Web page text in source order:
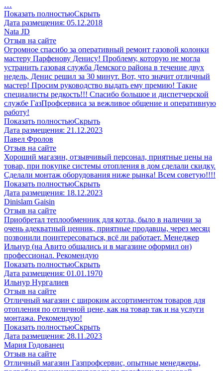
…
Показать полностьюСкрыть
Дата размещения: 05.12.2018
Nata JD
Отзыв на сайте
Огромное спасибо за оперативный ремонт газовой колонки
мастеру Парфенову Денису! Проблему, которую не могла
устранить газовая служба Демского района в течение двух
недель, Денис решил за 30 минут. Вот, что значит отличный
мастер! Просим руководство выдать ему премию! Такие
специалисты редкость!!! Спасибо большое и диспетчерской
службе ГазПрофсервиса за вежливое общение и оперативную
работу!
Показать полностьюСкрыть
Дата размещения: 21.12.2023
Павел Фролов
Отзыв на сайте
Хороший магазин, отзывчивый персонал, приятные цены на
товар, при покупке системы отопления в дом сделали скидку.
Сделали монтаж оборудования ниже рынка! Всем советую!!!!
Показать полностьюСкрыть
Дата размещения: 18.12.2023
Dinislam Gaisin
Отзыв на сайте
Приобретал теплообменник для котла, было в наличии за
очень адекватный ценник, приятные продавцы, через месяц
позвонили поинтересоваться, всё ли работает. Менеджер
Ильнур (на Авито общались и в магазине оформил он)
профессионал. Рекомендую
Показать полностьюСкрыть
Дата размещения: 01.01.1970
Ильнур Нургалиев
Отзыв на сайте
Отличный магазин с широким ассортиментом товаров для
отопления по отличной цене, как на товар так и на услуги
монтажа. Рекомендую!
Показать полностьюСкрыть
Дата размещения: 28.11.2023
Мария Годованец
Отзыв на сайте
Отличный магазин Газпрофсервис, опытные менеджеры,